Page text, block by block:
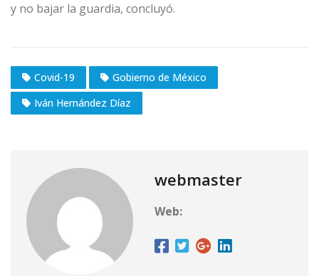
y no bajar la guardia, concluyó.
Covid-19
Gobierno de México
Iván Hernández Díaz
webmaster
Web: